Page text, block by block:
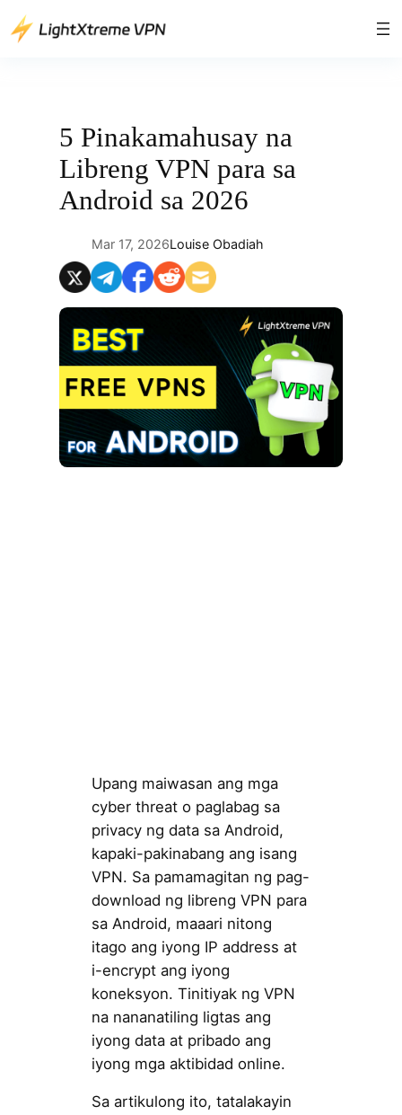
Lumaktaw
patungo
5 Pinakamahusay na
Libreng VPN para sa
Android sa 2026
Mar 17, 2026Louise Obadiah
Upang maiwasan ang mga
cyber threat o paglabag sa
privacy ng data sa Android,
kapaki-pakinabang ang isang
VPN. Sa pamamagitan ng pag-
download ng libreng VPN para
sa Android, maaari nitong
itago ang iyong IP address at
i-encrypt ang iyong
koneksyon. Tinitiyak ng VPN
na nananatiling ligtas ang
iyong data at pribado ang
iyong mga aktibidad online.
Sa artikulong ito, tatalakayin